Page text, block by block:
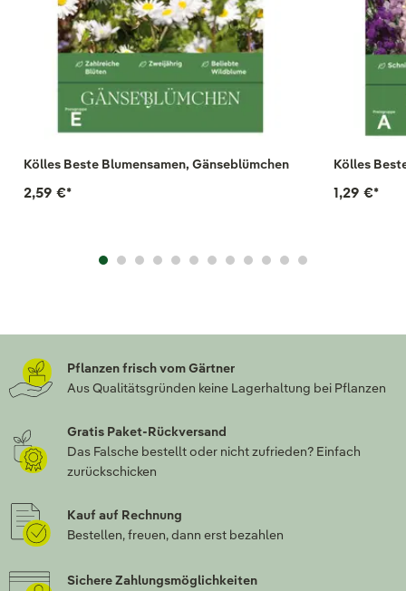
Kölles Beste Blumensamen, Gänseblümchen
2,59 €*
Kölles
1,29 €*
Pflanzen frisch vom Gärtner
Aus Qualitätsgründen keine Lagerhaltung bei Pflanzen
Gratis Paket-Rückversand
Das Falsche bestellt oder nicht zufrieden? Einfach
zurückschicken
Kauf auf Rechnung
Bestellen, freuen, dann erst bezahlen
Sichere Zahlungsmöglichkeiten